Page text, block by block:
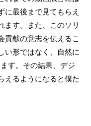
に最後まで見てもらえ
ます。また、このソリ
貢献の意志を伝えるこ
い形ではなく、自然に
す。その結果、デジ
えるようになると僕た